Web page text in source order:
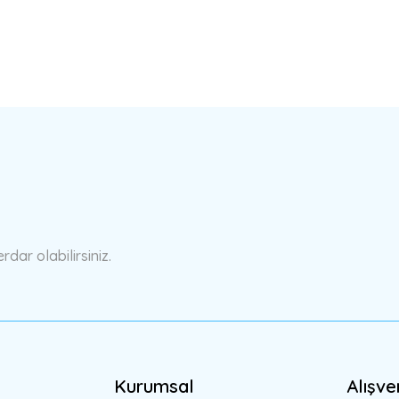
olabilirsiniz.
Kurumsal